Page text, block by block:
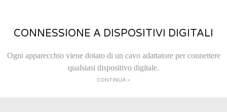
CONNESSIONE A DISPOSITIVI DIGITALI
Ogni apparecchio viene dotato di un cavo adattatore per connettere
qualsiasi dispositivo digitale.
CONTINUA >